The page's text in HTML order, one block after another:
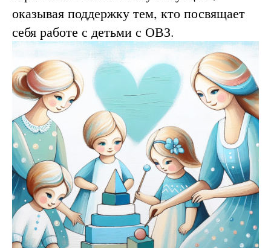
оказывая поддержку тем, кто посвящает
себя работе с детьми с ОВЗ.